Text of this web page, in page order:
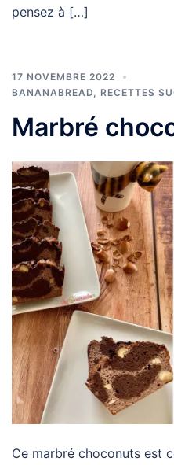
pensez à […]
17 NOVEMBRE 2022
BANANABREAD
RECETTES
Marbré
Ce marbré choconuts est